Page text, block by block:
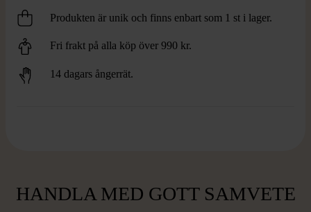
Produkten är unik och finns enbart som 1 st i lager.
Fri frakt på alla köp över 990 kr.
14 dagars ångerrät.
HANDLA MED GOTT SAMVETE